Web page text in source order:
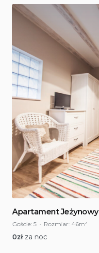
Apartament Jeżynowy
Goście: 5 Rozmiar: 46m²
0zł za noc